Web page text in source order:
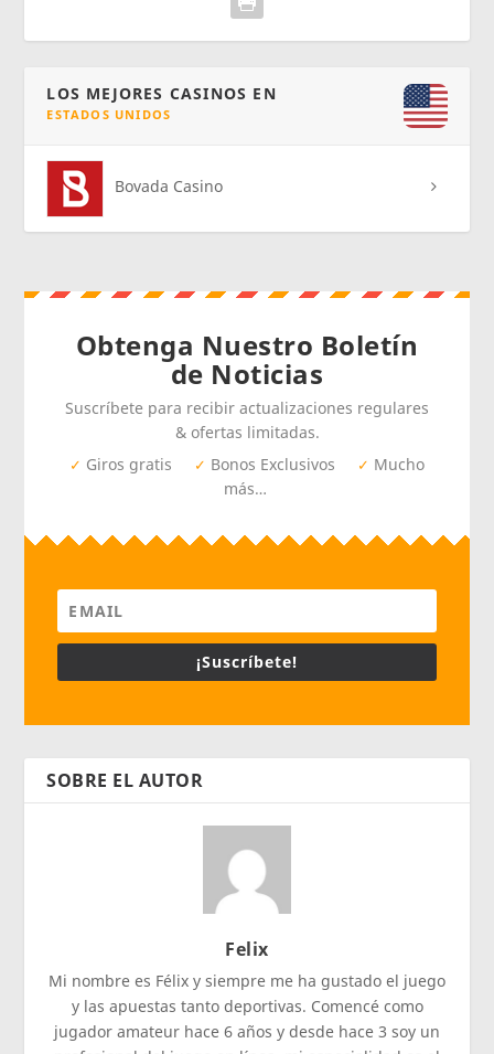
LOS MEJORES CASINOS EN
ESTADOS UNIDOS
Bovada Casino
Obtenga Nuestro Boletín
de Noticias
Suscríbete para recibir actualizaciones regulares
& ofertas limitadas.
✓ Giros gratis ✓ Bonos Exclusivos ✓ Mucho
más…
¡Suscríbete!
SOBRE EL AUTOR
Felix
Mi nombre es Félix y siempre me ha gustado el juego
y las apuestas tanto deportivas. Comencé como
jugador amateur hace 6 años y desde hace 3 soy un